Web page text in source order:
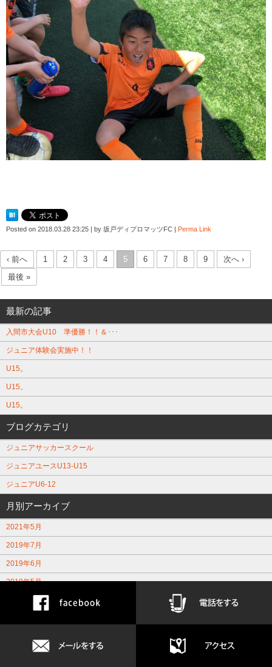
Posted on 2018.03.28 23:25 by 坂戸ディプロマッツFC Perma Link
‹ 前へ 1 2 3 4 5 6 7 8 9
次へ ›
最後 »
最新の記事
入間市大会U10 準優勝！！＆･･･
ジュニア体験会実施中！！
U15。
U15。
U15。
ブログカテゴリ
ジュニアサッカースクール
ジュニアユースU13-U15
ジュニアU6-12
月別アーカイブ
2021年5月
2019年7月
2019年6月
2019年5月
2019年4月
2019年1月